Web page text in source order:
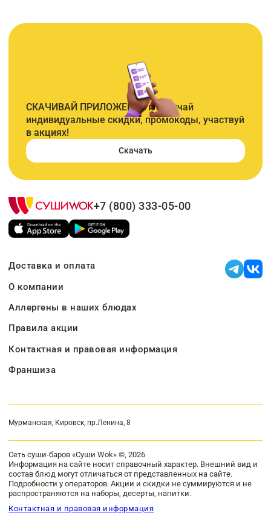
СКАЧИВАЙ ПРИЛОЖЕНИЕ и получай
индивидуальные скидки, промокоды, участвуй
в акциях!
Скачать
+7 (800) 333-05-00
Доставка и оплата
О компании
Аллергены в наших блюдах
Правила акции
Контактная и правовая информация
Франшиза
Мурманская, Кировск, пр.Ленина, 8
Сеть суши-баров «Суши Wok» ©, 2026
Информация на сайте носит справочный характер. Внешний вид и
состав блюд могут отличаться от представленных на сайте.
Подробности у операторов. Акции и скидки не суммируются и не
распространяются на наборы, десерты, напитки.
Контактная и правовая информация